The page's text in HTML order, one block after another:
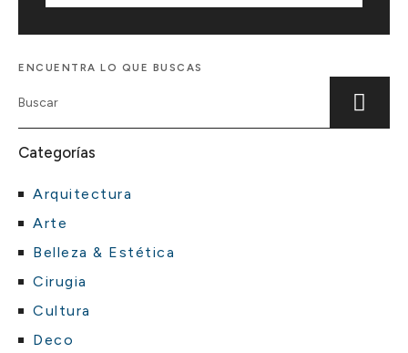
ENCUENTRA LO QUE BUSCAS
Categorías
Arquitectura
Arte
Belleza & Estética
Cirugia
Cultura
Deco